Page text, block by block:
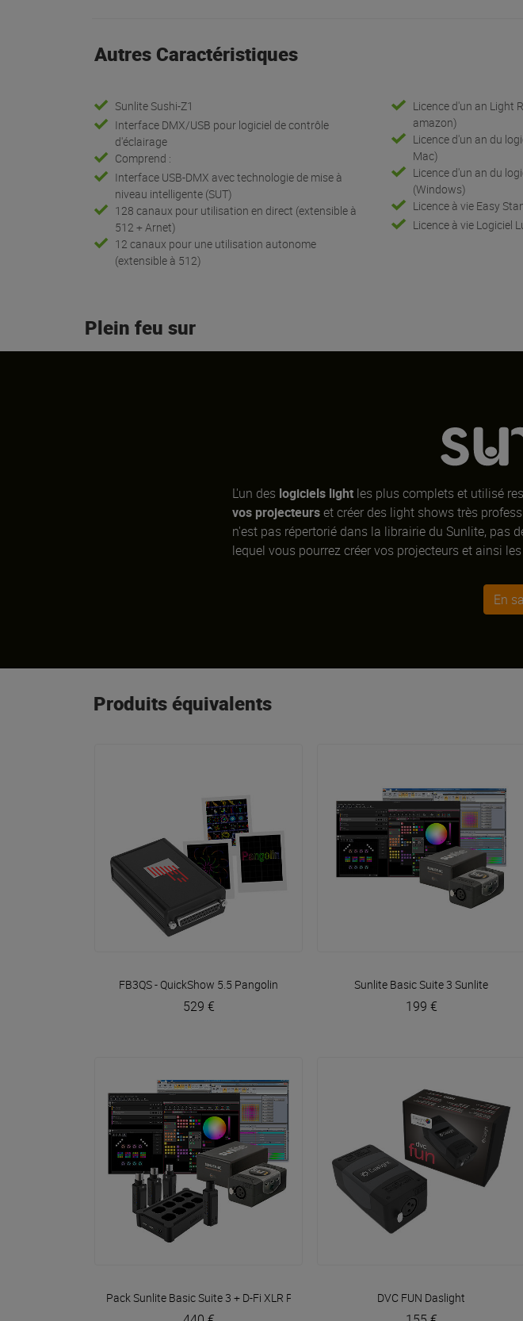
Autres Caractéristiques
Sunlite Sushi-Z1
Interface DMX/USB pour logiciel de contrôle
d'éclairage
Comprend :
Interface USB-DMX avec technologie de mise à
niveau intelligente (SUT)
128 canaux pour utilisation en direct (extensible à
512 + Arnet)
12 canaux pour une utilisation autonome
(extensible à 512)
Licence d'un an Light
amazon)
Licence d'un an du
Mac)
Licence d'un an du
(Windows)
Licence à vie Easy
Licence à vie Logiciel
Plein feu sur
L'un des logiciels lightles plus complets et utilisé
vos projecteurset créer des light shows très
n'est pas répertorié dans la librairie du Sunlite, pas
lequel vous pourrez créer vos projecteurs et ainsi
En
Produits équivalents
VOIR EN DÉTAIL
FB3QS - QuickShow 5.5 Pangolin
529 €
VOIR EN DÉTAIL
Sunlite Basic Suite 3 Sunlite
199 €
VOIR EN DÉTAIL
Pack Sunlite Basic Suite 3 + D-Fi XLR Pack VOIR EN DÉTAIL
DVC FUN Daslight